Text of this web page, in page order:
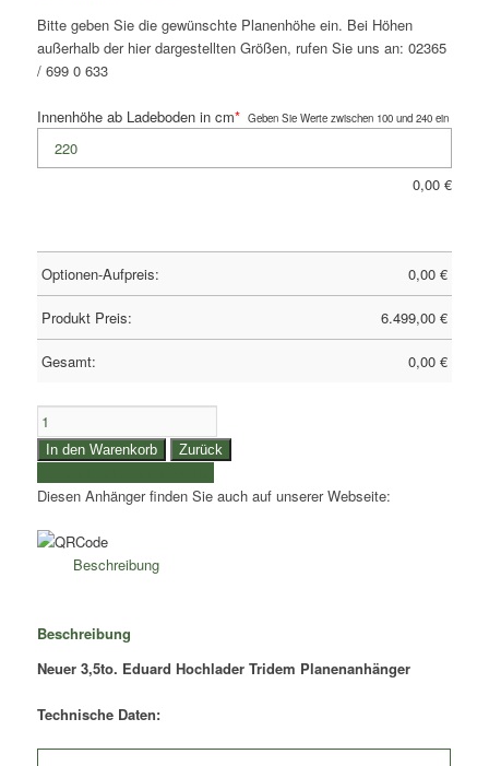
Bitte geben Sie die gewünschte Planenhöhe ein. Bei Höhen
außerhalb der hier dargestellten Größen, rufen Sie uns an: 02365
/ 699 0 633
Innenhöhe ab Ladeboden in cm* Geben Sie Werte zwischen 100 und 240 ein
0,00 €
Optionen-Aufpreis: 0,00 €
Produkt Preis: 6.499,00 €
Gesamt: 0,00 €
3,5to.
Eduard
Hochlader
Tridemachser
mit
Plane
|
Länge
5,06m
|
der
In den Warenkorb Zurück
Diesen Anhänger finden Sie auch auf unserer Webseite:
Beschreibung
Beschreibung
Neuer 3,5to. Eduard Hochlader Tridem Planenanhänger
Technische Daten: